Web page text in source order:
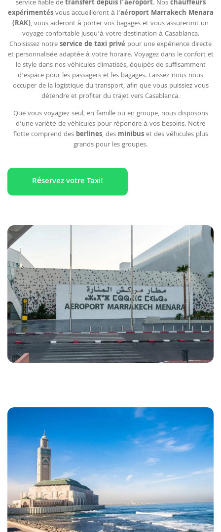
service fiable detransfert depuis l’aéroport. Noschauffeurs
expérimentésvous accueilleront à l’aéroport Marrakech Menara
(RAK), vous aideront à porter vos bagages et vous assureront un
voyage confortable jusqu’à votre destination à Casablanca.
Choisissez notreservice de taxi privé pour une expérience directe
et personnalisée adaptée à votre horaire. Voyagez dans le confort et
le style dans nos véhicules climatisés, équipés de suffisamment
d’espace pour les passagers et les bagages. Laissez-nous nous
occuper de la logistique du transport, afin que vous puissiez vous
détendre et profiter du trajet vers Casablanca.
Que vous voyagiez seul, en famille ou en groupe, nous disposons
d’une variété de véhicules pour répondre à vos besoins. Notre
flotte comprend des berlines, des minibuset des véhicules plus
grands pour les groupes.
Réservez votre Taxi!